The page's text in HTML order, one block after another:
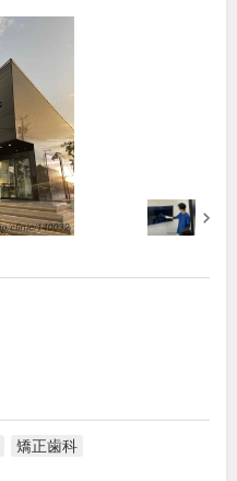
矯正歯科